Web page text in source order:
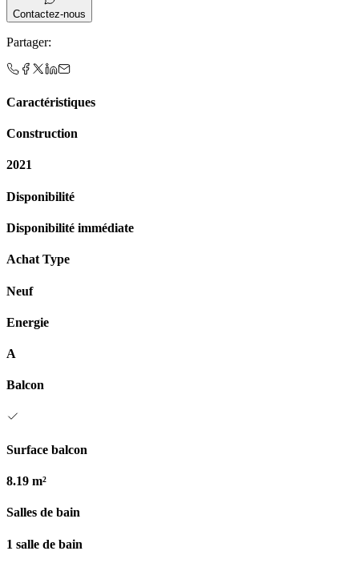
Contactez-nous
Partager:
Caractéristiques
Construction
2021
Disponibilité
Disponibilité immédiate
Achat Type
Neuf
Energie
A
Balcon
Surface balcon
8.19 m²
Salles de bain
1 salle de bain